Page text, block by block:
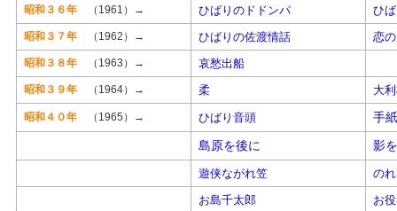
昭和３６年 （1961）→ ひばりのドドンパ ひ
昭和３７年 （1962）→ ひばりの佐渡情話 恋
昭和３８年 （1963）→ 哀愁出船
昭和３９年 （1964）→ 柔 大
昭和４０年 （1965）→ ひばり音頭
手紙
島原を後に
影
遊侠ながれ笠
の
お島千太郎
お